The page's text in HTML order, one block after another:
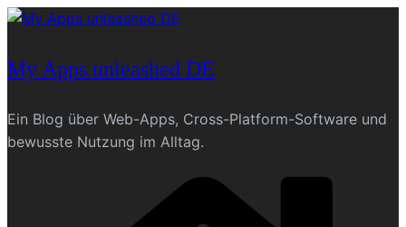
Skip
content
My Apps unleashed DE
Ein Blog über Web-Apps, Cross-Platform-Software und
bewusste Nutzung im Alltag.